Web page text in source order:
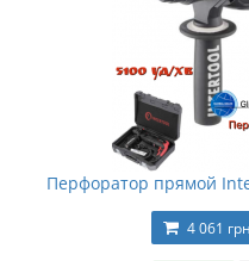
Перфоратор прямой
4 061